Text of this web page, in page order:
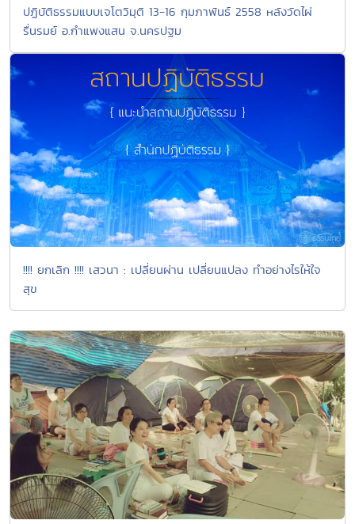
ปฏิบัติธรรมแบบเจโตวิมุติ 13-16 กุมภาพันธ์ 2558 หลังวัดไผ่
รื่นรมย์ อ.กำแพงแสน จ.นครปฐม
!!!! ยกเลิก !!!! เสวนา : เปลี่ยนผ่าน เปลี่ยนแปลง ทำอย่างไรให้ใจ
สุข